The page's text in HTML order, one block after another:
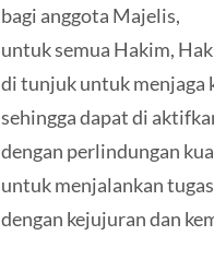
bagi anggota Majelis,
untuk semua Hakim,
di tunjuk untuk menjaga
sehingga dapat di
dengan perlindungan
untuk menjalankan
dengan kejujuran dan